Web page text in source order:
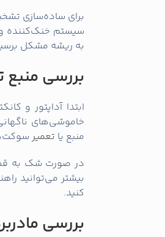
برای ساده‌سازی
سیستم خنک‌کننده و
به ریشه مشکل
بررسی منبع
ابتدا آداپتور و
خاموشی‌های
منبع یا تعمیر
در صورت شک به
بیشتر می‌توانید
کنید.
بررسی